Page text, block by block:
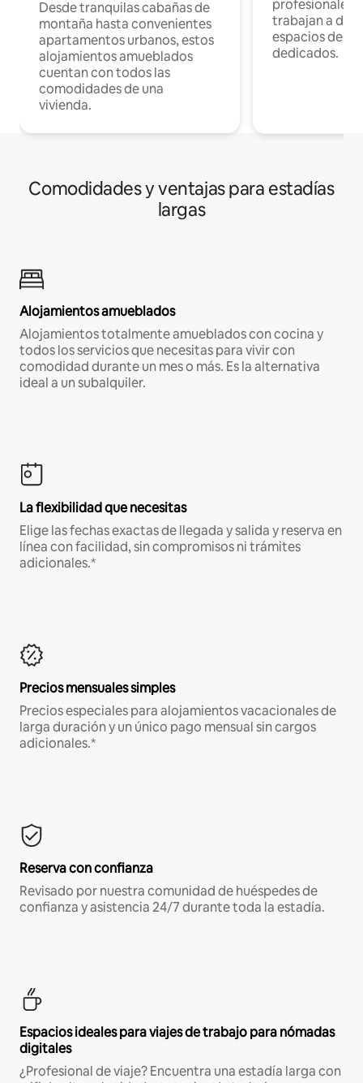
Desde tranquilas cabañas de
montaña hasta convenientes
apartamentos urbanos, estos
alojamientos amueblados
cuentan con todos las
comodidades de una
vivienda.
profesionales
trabajan a
espacios de
dedicados.
Comodidades y ventajas para estadías
largas
Alojamientos amueblados
Alojamientos totalmente amueblados con cocina y
todos los servicios que necesitas para vivir con
comodidad durante un mes o más. Es la alternativa
ideal a un subalquiler.
La flexibilidad que necesitas
Elige las fechas exactas de llegada y salida y reserva en
línea con facilidad, sin compromisos ni trámites
adicionales.*
Precios mensuales simples
Precios especiales para alojamientos vacacionales de
larga duración y un único pago mensual sin cargos
adicionales.*
Reserva con confianza
Revisado por nuestra comunidad de huéspedes de
confianza y asistencia 24/7 durante toda la estadía.
Espacios ideales para viajes de trabajo para nómadas
digitales
¿Profesional de viaje? Encuentra una estadía larga con